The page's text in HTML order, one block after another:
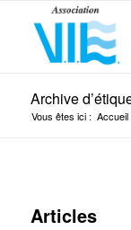
Archive
Vous êtes ici : Accueil
Articles